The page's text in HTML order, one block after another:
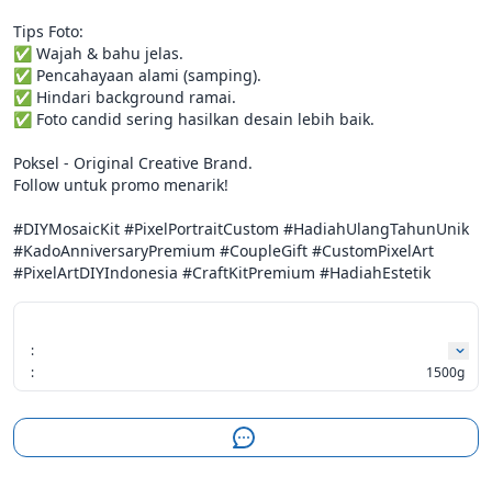
Tips Foto:
✅ Wajah & bahu jelas.
✅ Pencahayaan alami (samping).
✅ Hindari background ramai.
✅ Foto candid sering hasilkan desain lebih baik.
Poksel - Original Creative Brand.
Follow untuk promo menarik!
#DIYMosaicKit #PixelPortraitCustom #HadiahUlangTahunUnik
#KadoAnniversaryPremium #CoupleGift #CustomPixelArt
#PixelArtDIYIndonesia #CraftKitPremium #HadiahEstetik
:
:
1500g